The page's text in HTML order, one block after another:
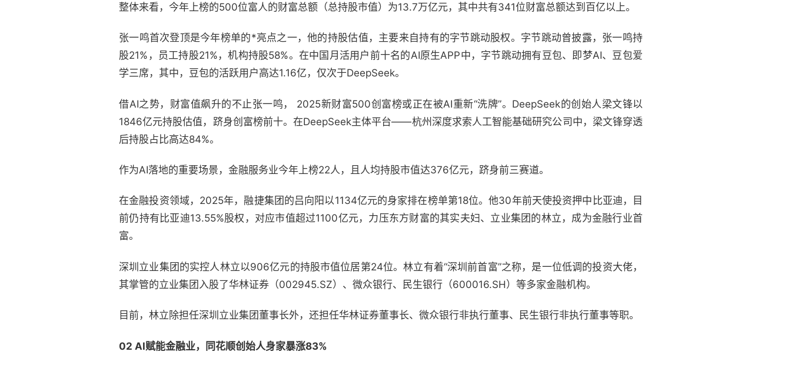
整体来看，今年上榜的500位富人的财富总额（总持股市值）为13.7万亿元，其中共有341位财富总额达到百亿以上。
张一鸣首次登顶是今年榜单的*亮点之一，他的持股估值，主要来自持有的字节跳动股权。字节跳动曾披露，张一鸣持
股21%，员工持股21%，机构持股58%。在中国月活用户前十名的AI原生APP中，字节跳动拥有豆包、即梦AI、豆包爱
学三席，其中，豆包的活跃用户高达1.16亿，仅次于DeepSeek。
借AI之势，财富值飙升的不止张一鸣， 2025新财富500创富榜或正在被AI重新“洗牌”。DeepSeek的创始人梁文锋以
1846亿元持股估值，跻身创富榜前十。在DeepSeek主体平台——杭州深度求索人工智能基础研究公司中，梁文锋穿透
后持股占比高达84%。
作为AI落地的重要场景，金融服务业今年上榜22人，且人均持股市值达376亿元，跻身前三赛道。
在金融投资领域，2025年，融捷集团的吕向阳以1134亿元的身家排在榜单第18位。他30年前天使投资押中比亚迪，目
前仍持有比亚迪13.55%股权，对应市值超过1100亿元，力压东方财富的其实夫妇、立业集团的林立，成为金融行业首
富。
深圳立业集团的实控人林立以906亿元的持股市值位居第24位。林立有着“深圳前首富”之称，是一位低调的投资大佬，
其掌管的立业集团入股了华林证券（002945.SZ）、微众银行、民生银行（600016.SH）等多家金融机构。
目前，林立除担任深圳立业集团董事长外，还担任华林证券董事长、微众银行非执行董事、民生银行非执行董事等职。
02 AI赋能金融业，同花顺创始人身家暴涨83%